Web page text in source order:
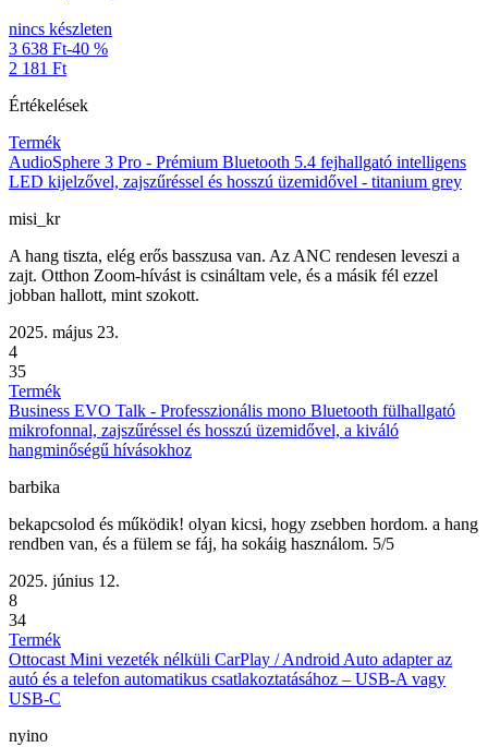
nincs készleten
3 638 Ft-40 %
2 181 Ft
Értékelések
Termék
AudioSphere 3 Pro - Prémium Bluetooth 5.4 fejhallgató intelligens
LED kijelzővel, zajszűréssel és hosszú üzemidővel - titanium grey
misi_kr
A hang tiszta, elég erős basszusa van. Az ANC rendesen leveszi a
zajt. Otthon Zoom-hívást is csináltam vele, és a másik fél ezzel
jobban hallott, mint szokott.
2025. május 23.
4
35
Termék
Business EVO Talk - Professzionális mono Bluetooth fülhallgató
mikrofonnal, zajszűréssel és hosszú üzemidővel, a kiváló
hangminőségű hívásokhoz
barbika
bekapcsolod és működik! olyan kicsi, hogy zsebben hordom. a hang
rendben van, és a fülem se fáj, ha sokáig használom. 5/5
2025. június 12.
8
34
Termék
Ottocast Mini vezeték nélküli CarPlay / Android Auto adapter az
autó és a telefon automatikus csatlakoztatásához – USB-A vagy
USB-C
nyino